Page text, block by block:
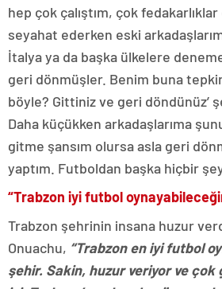
hep çok çalıştım, çok
seyahat ederken eski
İtalya ya da başka ülkelere
geri dönmüşler. Benim buna
böyle? Gittiniz ve geri döndünüz’
Daha küçükken arkadaşlarıma
gitme şansım olursa asla geri
yaptım. Futboldan başka hiçbir
“Trabzon iyi futbol
Trabzon şehrinin insana huzur
Onuachu, “Trabzon en iyi futbol
şehir. Sakin, huzur veriyor ve çok